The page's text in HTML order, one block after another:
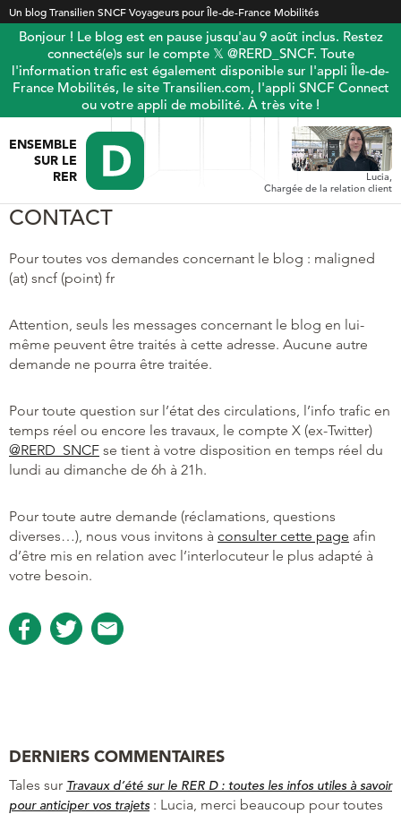
Un blog Transilien SNCF Voyageurs pour Île-de-France Mobilités
Bonjour ! Le blog est en pause jusqu'au 9 août inclus. Restez
connecté(e)s sur le compte 𝕏 @RERD_SNCF. Toute
l'information trafic est également disponible sur l'appli Île-de-
France Mobilités, le site Transilien.com, l'appli SNCF Connect
ou votre appli de mobilité. À très vite !
ENSEMBLE
SUR LE
RER
Lucia,
Chargée de la relation client
CONTACT
Pour toutes vos demandes concernant le blog : maligned
(at) sncf (point) fr
Attention, seuls les messages concernant le blog en lui-
même peuvent être traités à cette adresse. Aucune autre
demande ne pourra être traitée.
Pour toute question sur l’état des circulations, l’info trafic en
temps réel ou encore les travaux, le compte X (ex-Twitter)
@RERD_SNCF se tient à votre disposition en temps réel du
lundi au dimanche de 6h à 21h.
Pour toute autre demande (réclamations, questions
diverses…), nous vous invitons à consulter cette page afin
d’être mis en relation avec l’interlocuteur le plus adapté à
votre besoin.
DERNIERS COMMENTAIRES
Tales sur Travaux d’été sur le RER D : toutes les infos utiles à savoir
pour anticiper vos trajets : Lucia, merci beaucoup pour toutes